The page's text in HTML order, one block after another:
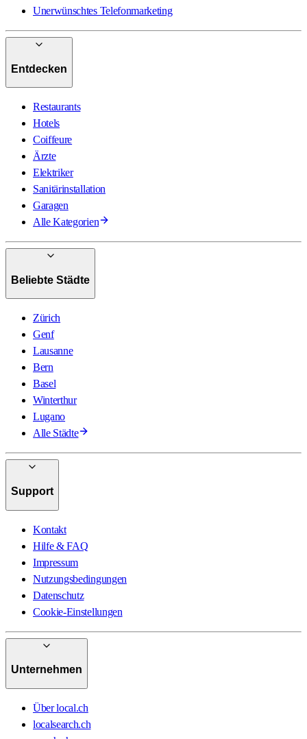
Unerwünschtes Telefonmarketing
Entdecken
Restaurants
Hotels
Coiffeure
Ärzte
Elektriker
Sanitärinstallation
Garagen
Alle Kategorien
Beliebte Städte
Zürich
Genf
Lausanne
Bern
Basel
Winterthur
Lugano
Alle Städte
Support
Kontakt
Hilfe & FAQ
Impressum
Nutzungsbedingungen
Datenschutz
Cookie-Einstellungen
Unternehmen
Über local.ch
localsearch.ch